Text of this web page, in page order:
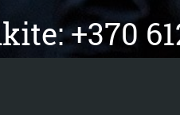
+370